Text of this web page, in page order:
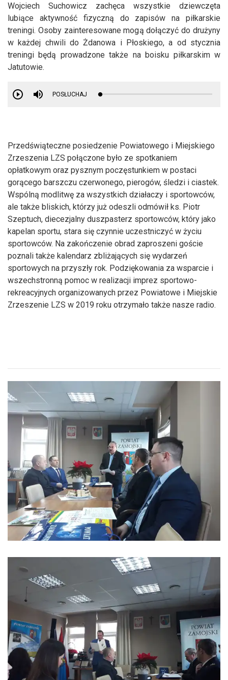
Wojciech Suchowicz zachęca wszystkie dziewczęta
lubiące aktywność fizyczną do zapisów na piłkarskie
treningi. Osoby zainteresowane mogą dołączyć do drużyny
w każdej chwili do Żdanowa i Płoskiego, a od stycznia
treningi będą prowadzone także na boisku piłkarskim w
Jatutowie.
POSŁUCHAJ
Przedświąteczne posiedzenie Powiatowego i Miejskiego
Zrzeszenia LZS połączone było ze spotkaniem
opłatkowym oraz pysznym poczęstunkiem w postaci
gorącego barszczu czerwonego, pierogów, śledzi i ciastek.
Wspólną modlitwę za wszystkich działaczy i sportowców,
ale także bliskich, którzy już odeszli odmówił ks. Piotr
Szeptuch, diecezjalny duszpasterz sportowców, który jako
kapelan sportu, stara się czynnie uczestniczyć w życiu
sportowców. Na zakończenie obrad zaproszeni goście
poznali także kalendarz zbliżających się wydarzeń
sportowych na przyszły rok. Podziękowania za wsparcie i
wszechstronną pomoc w realizacji imprez sportowo-
rekreacyjnych organizowanych przez Powiatowe i Miejskie
Zrzeszenie LZS w 2019 roku otrzymało także nasze radio.